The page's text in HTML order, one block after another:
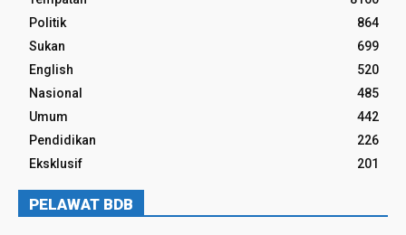
Politik
864
Sukan
699
English
520
Nasional
485
Umum
442
Pendidikan
226
Eksklusif
201
PELAWAT BDB